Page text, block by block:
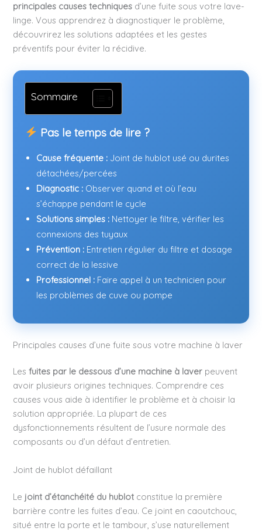
principales causes techniques d’une fuite sous votre lave-
linge. Vous apprendrez à diagnostiquer le problème,
découvrirez les solutions adaptées et les gestes
préventifs pour éviter la récidive.
Sommaire
Pas le temps de lire ?
Cause fréquente : Joint de hublot usé ou durites
détachées/percées
Diagnostic : Observer quand et où l’eau
s’échappe pendant le cycle
Solutions simples : Nettoyer le filtre, vérifier les
connexions des tuyaux
Prévention : Entretien régulier du filtre et dosage
correct de la lessive
Professionnel : Faire appel à un technicien pour
les problèmes de cuve ou pompe
Principales causes d’une fuite sous votre machine à laver
Lesfuites par le dessous d’une machine à laver peuvent
avoir plusieurs origines techniques. Comprendre ces
causes vous aide à identifier le problème et à choisir la
solution appropriée. La plupart de ces
dysfonctionnements résultent de l’usure normale des
composants ou d’un défaut d’entretien.
Joint de hublot défaillant
Le joint d’étanchéité du hublot constitue la première
barrière contre les fuites d’eau. Ce joint en caoutchouc,
situé entre la porte et le tambour, s’use naturellement